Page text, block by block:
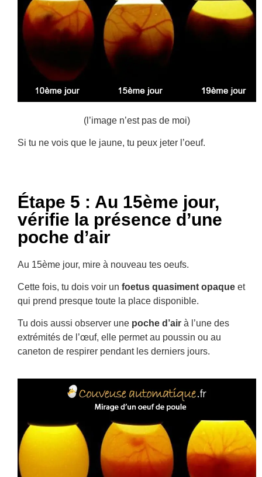
(l’image n’est pas de moi)
Si tu ne vois que le jaune, tu peux jeter l’oeuf.
Étape 5 : Au 15ème jour,
vérifie la présence d’une
poche d’air
Au 15ème jour, mire à nouveau tes oeufs.
Cette fois, tu dois voir un foetus quasiment opaque et
qui prend presque toute la place disponible.
Tu dois aussi observer une poche d’air à l’une des
extrémités de l’œuf, elle permet au poussin ou au
caneton de respirer pendant les derniers jours.